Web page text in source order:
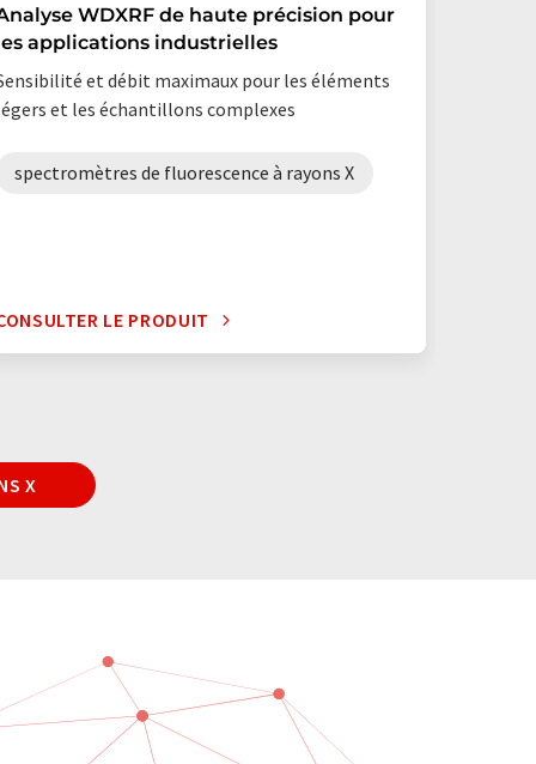
WDXRF de haute précision pour
applications industrielles
et débit maximaux pour les éléments
et les échantillons complexes
spectromètres de fluorescence à rayons X
LE PRODUIT
X